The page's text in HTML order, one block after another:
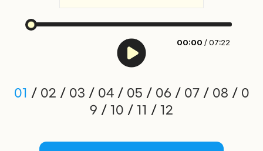
00:00 / 07:22
01 / 02 / 03 / 04/ 05 / 06 / 07/ 08 / 0
9 / 10 / 11 / 12